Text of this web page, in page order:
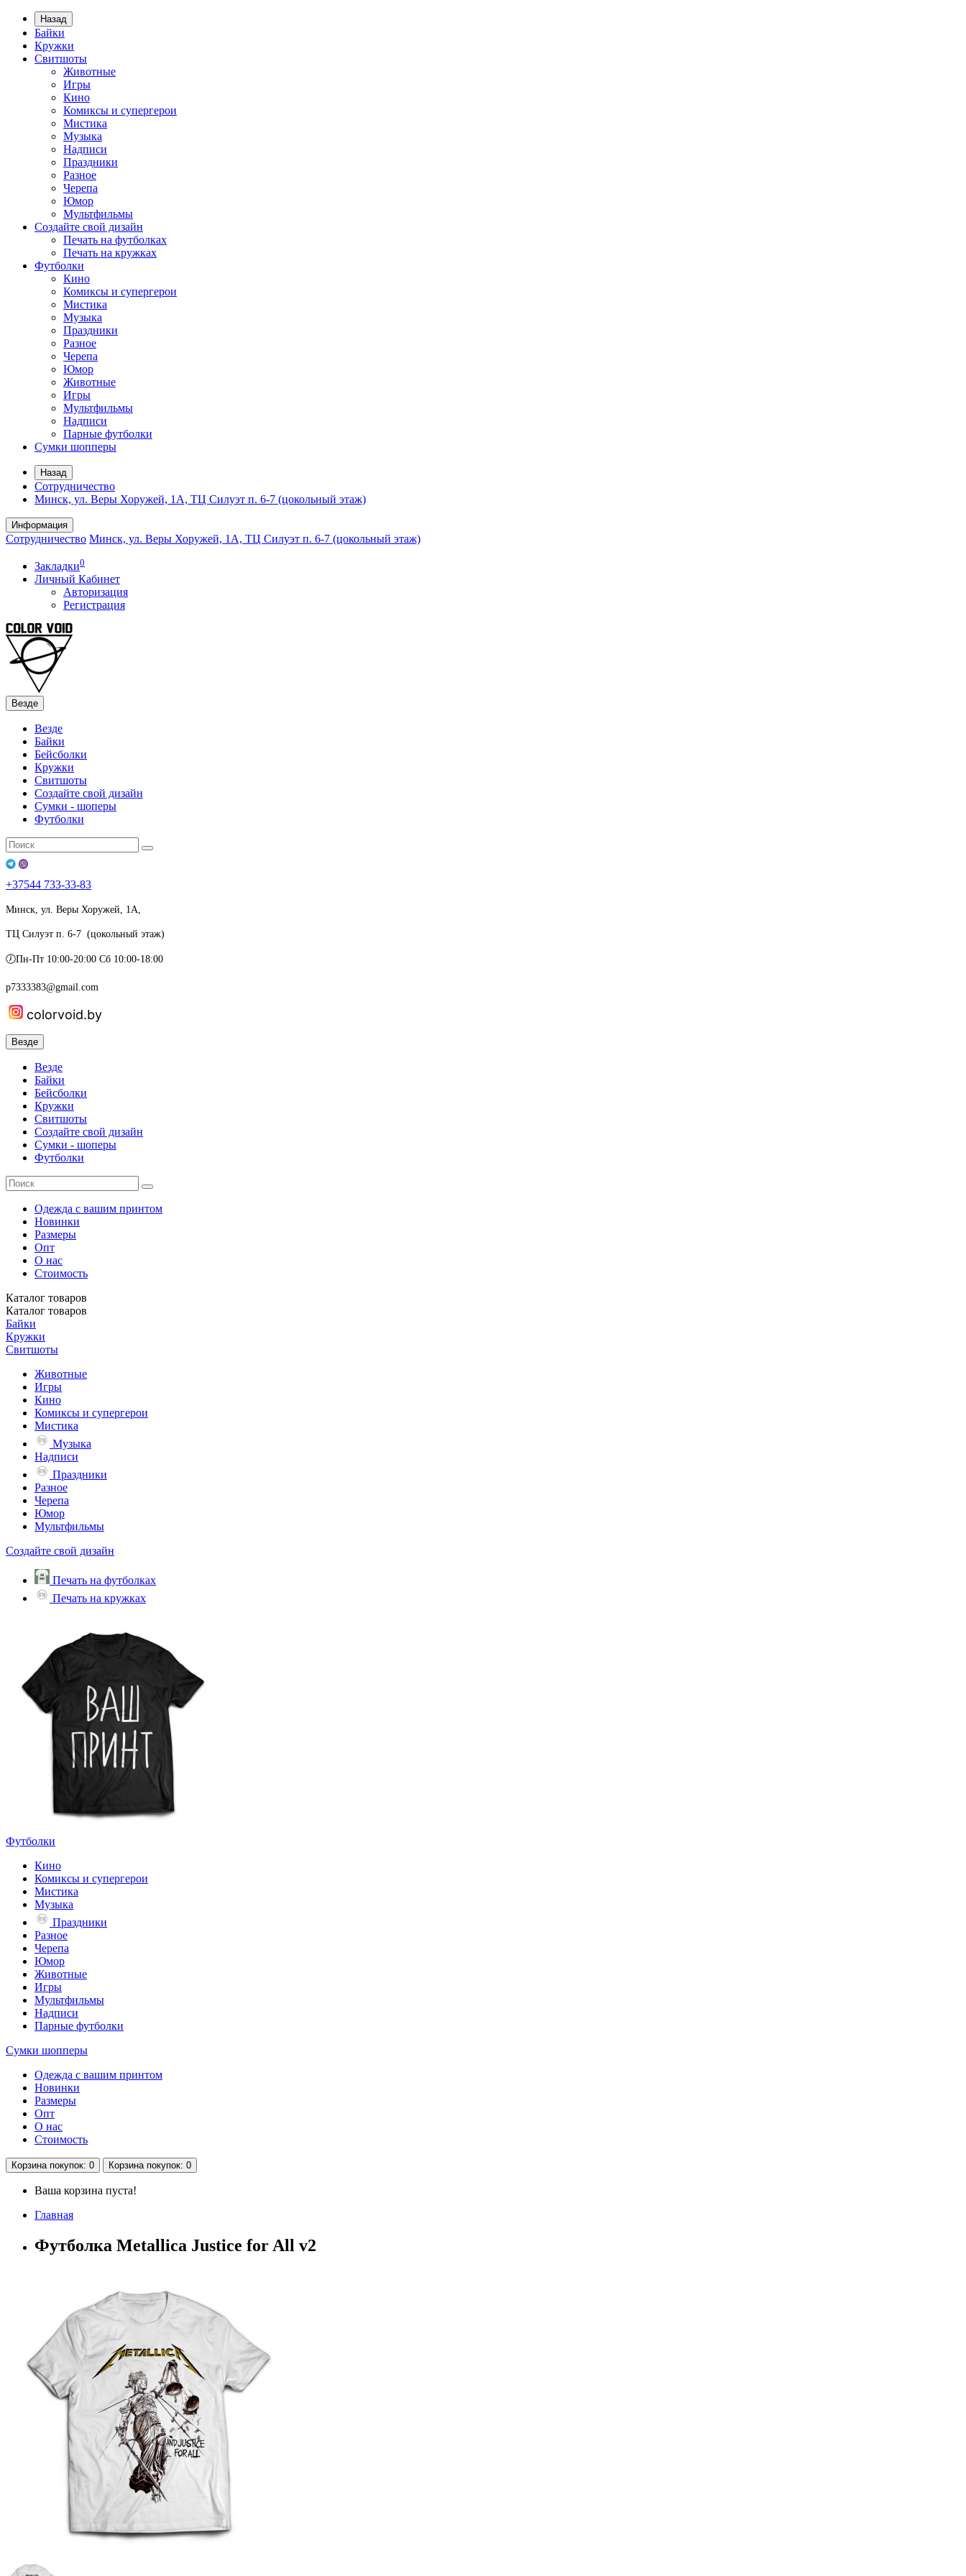
Назад
Байки
Кружки
Свитшоты
Животные
Игры
Кино
Комиксы и супергерои
Мистика
Музыка
Надписи
Праздники
Разное
Черепа
Юмор
Мультфильмы
Создайте свой дизайн
Печать на футболках
Печать на кружках
Футболки
Кино
Комиксы и супергерои
Мистика
Музыка
Праздники
Разное
Черепа
Юмор
Животные
Игры
Мультфильмы
Надписи
Парные футболки
Сумки шопперы
Назад
Сотрудничество
Минск, ул. Веры Хоружей, 1А, ТЦ Силуэт п. 6-7 (цокольный этаж)
Информация
Сотрудничество Минск, ул. Веры Хоружей, 1А, ТЦ Силуэт п. 6-7 (цокольный этаж)
Закладки0
Личный Кабинет
Авторизация
Регистрация
Везде
Везде
Байки
Бейсболки
Кружки
Свитшоты
Создайте свой дизайн
Сумки - шоперы
Футболки
+37544 733-33-83
Минск, ул. Веры Хоружей, 1А,
ТЦ Силуэт п. 6-7 (цокольный этаж)
🕖Пн-Пт 10:00-20:00 Сб 10:00-18:00
p7333383@gmail.com
colorvoid.by
Везде
Везде
Байки
Бейсболки
Кружки
Свитшоты
Создайте свой дизайн
Сумки - шоперы
Футболки
Одежда с вашим принтом
Новинки
Размеры
Опт
О нас
Стоимость
Каталог товаров
Каталог товаров
Байки
Кружки
Свитшоты
Животные
Игры
Кино
Комиксы и супергерои
Мистика
Музыка
Надписи
Праздники
Разное
Черепа
Юмор
Мультфильмы
Создайте свой дизайн
Печать на футболках
Печать на кружках
Футболки
Кино
Комиксы и супергерои
Мистика
Музыка
Праздники
Разное
Черепа
Юмор
Животные
Игры
Мультфильмы
Надписи
Парные футболки
Сумки шопперы
Одежда с вашим принтом
Новинки
Размеры
Опт
О нас
Стоимость
Корзинапокупок: 0 Корзинапокупок: 0
Ваша корзина пуста!
Главная
Футболка Metallica Justice for All v2